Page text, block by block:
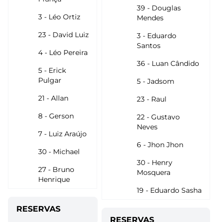
3 - Léo Ortiz
23 - David Luiz
4 - Léo Pereira
5 - Erick
Pulgar
21 - Allan
8 - Gerson
7 - Luiz Araújo
30 - Michael
27 - Bruno
Henrique
RESERVAS
39 - Douglas
Mendes
3 - Eduardo
Santos
36 - Luan Cândido
5 - Jadsom
23 - Raul
22 - Gustavo
Neves
6 - Jhon Jhon
30 - Henry
Mosquera
19 - Eduardo Sasha
RESERVAS